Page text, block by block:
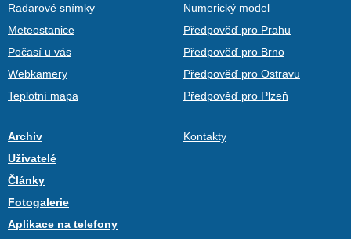
Radarové snímky
Meteostanice
Počasí u vás
Webkamery
Teplotní mapa
Numerický model
Předpověď pro Prahu
Předpověď pro Brno
Předpověď pro Ostravu
Předpověď pro Plzeň
Archiv
Uživatelé
Články
Fotogalerie
Aplikace na telefony
Kontakty